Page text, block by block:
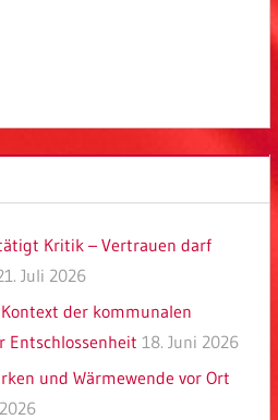
Kritik – Vertrauen darf
Juli 2026
der kommunalen
Entschlossenheit 18. Juni 2026
und Wärmewende vor Ort